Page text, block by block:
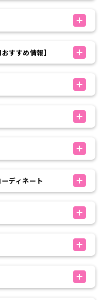
すすめ情報】
ディネート